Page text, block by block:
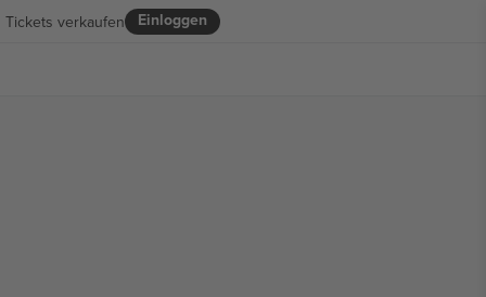
Einloggen
Tickets verkaufen